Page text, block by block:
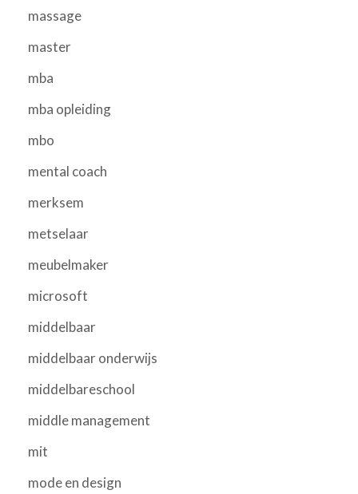
massage
master
mba
mba opleiding
mbo
mental coach
merksem
metselaar
meubelmaker
microsoft
middelbaar
middelbaar onderwijs
middelbareschool
middle management
mit
mode en design